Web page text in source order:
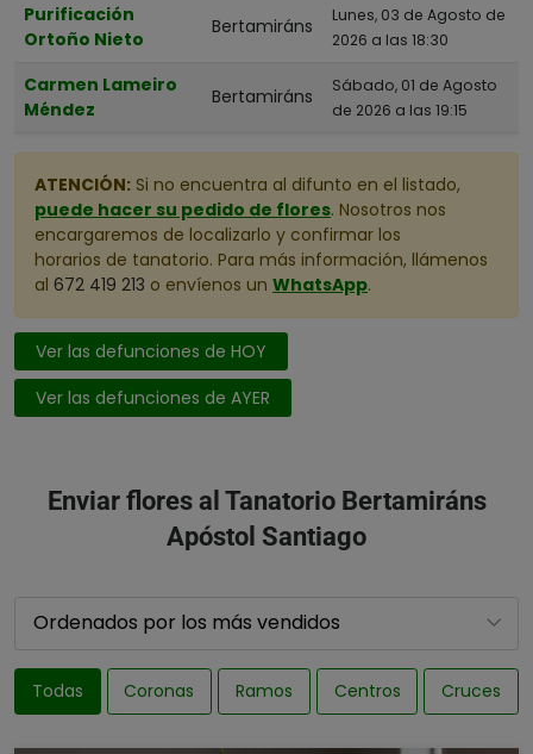
Purificación
Ortoño Nieto
Bertamiráns
Lunes, 03 de Agosto de
2026 a las 18:30
Carmen Lameiro
Méndez
Bertamiráns
Sábado, 01 de Agosto
de 2026 a las 19:15
ATENCIÓN: Si no encuentra al difunto en el listado,
puede hacer su pedido de flores. Nosotros nos
encargaremos de localizarlo y confirmar los
horarios de tanatorio. Para más información, llámenos
al 672 419 213 o envíenos un WhatsApp.
Ver las defunciones de HOY
Ver las defunciones de AYER
Enviar flores al Tanatorio Bertamiráns
Apóstol Santiago
Todas Coronas Ramos Centros Cruces